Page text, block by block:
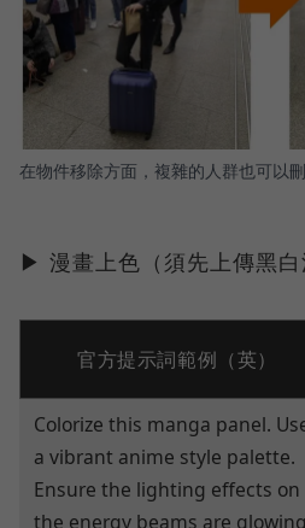
在物件移除方面，複雜的人群也可以刪
▶ 漫畫上色（須先上傳黑白
官方提示詞範例（英）
Colorize this manga panel.
a vibrant anime style palette.
Ensure the lighting effects on
the energy beams are glowing